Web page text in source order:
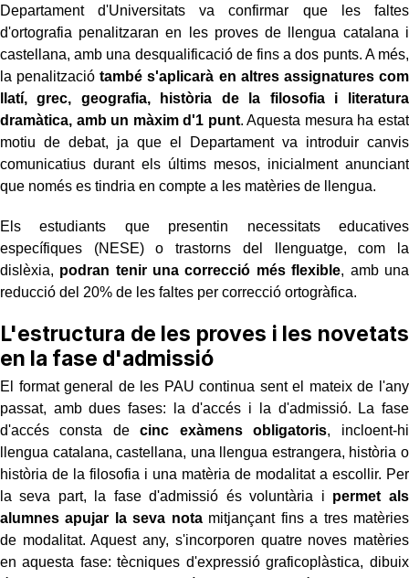
Departament d'Universitats va confirmar que les faltes
d'ortografia penalitzaran en les proves de llengua catalana i
castellana, amb una desqualificació de fins a dos punts. A més,
la penalització també s'aplicarà en altres assignatures com
llatí, grec, geografia, història de la filosofia i literatura
dramàtica, amb un màxim d'1 punt. Aquesta mesura ha estat
motiu de debat, ja que el Departament va introduir canvis
comunicatius durant els últims mesos, inicialment anunciant
que només es tindria en compte a les matèries de llengua.
Els estudiants que presentin necessitats educatives
específiques (NESE) o trastorns del llenguatge, com la
dislèxia, podran tenir una correcció més flexible, amb una
reducció del 20% de les faltes per correcció ortogràfica.
L'estructura de les proves i les novetats
en la fase d'admissió
El format general de les PAU continua sent el mateix de l'any
passat, amb dues fases: la d'accés i la d'admissió. La fase
d'accés consta decinc exàmens obligatoris, incloent-hi
llengua catalana, castellana, una llengua estrangera, història o
història de la filosofia i una matèria de modalitat a escollir. Per
la seva part, la fase d'admissió és voluntària i permet als
alumnes apujar la seva notamitjançant fins a tres matèries
de modalitat. Aquest any, s'incorporen quatre noves matèries
en aquesta fase: tècniques d'expressió graficoplàstica, dibuix